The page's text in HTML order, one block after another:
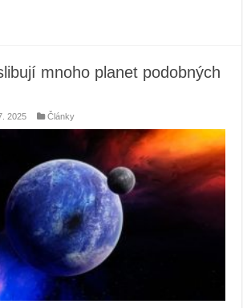
mnoho planet podobných
2025 Články